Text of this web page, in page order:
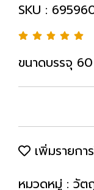
SKU :
ขนาดบรรจุ
เพิ่มรายกา
หมวดหมู่ : วัต